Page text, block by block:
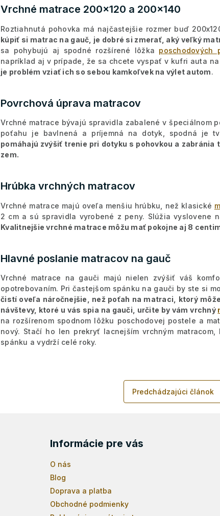
Vrchné matrace 200x120 a 200x140
Roztiahnutá pohovka má najčastejšie rozmer buď
kúpiť si matrac na gauč, je dobré si zmerať, aký veľký
sa pohybujú aj spodné rozšírené lôžka poschodových
napríklad aj v prípade, že sa chcete vyspať v kufri auta
je problém vziať ich so sebou kamkoľvek na výlet autom.
Povrchová úprava matracov
Vrchné matrace bývajú spravidla zabalené v špeciálnom
poťahu je bavlnená a príjemná na dotyk, spodná je
pomáhajú zvýšiť trenie pri dotyku s pohovkou a
zem.
Hrúbka vrchných matracov
Vrchné matrace majú oveľa menšiu hrúbku, než klasické
2 cm a sú spravidla vyrobené z peny. Slúžia vyslovene
Kvalitnejšie vrchné matrace môžu mať pokojne aj 8
Hlavné poslanie matracov na gauč
Vrchné matrace na gauči majú nielen zvýšiť váš
opotrebovaním. Pri častejšom spánku na gauči by ste si
čistí oveľa náročnejšie, než poťah na matraci, ktorý
návštevy, ktoré u vás spia na gauči, určite by vám vrchný
na rozšírenom spodnom lôžku poschodovej postele a
nový. Stačí ho len prekryť lacnejším vrchným
spánku a vydrží celé roky.
Predchádzajúci článok
Informácie pre vás
O nás
Blog
Doprava a platba
Obchodné podmienky